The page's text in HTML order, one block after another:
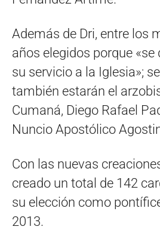
Además de Dri, entre los
años elegidos porque
su servicio a la Iglesia»;
también estarán el
Cumaná, Diego Rafael
Nuncio Apostólico
Con las nuevas
creado un total de 142
su elección como
2013.